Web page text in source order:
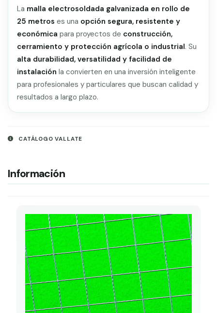
La malla electrosoldada galvanizada en rollo de
25 metros es una opción segura, resistente y
económica para proyectos de construcción,
cerramiento y protección agrícola o industrial. Su
alta durabilidad, versatilidad y facilidad de
instalación la convierten en una inversión inteligente
para profesionales y particulares que buscan calidad y
resultados a largo plazo.
CATÁLOGO VALLATE
Información